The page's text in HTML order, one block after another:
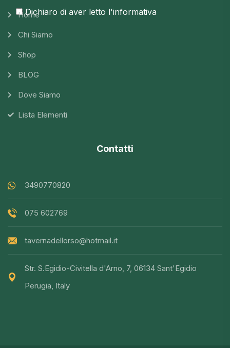
Dichiaro di aver letto l'informativa
Home
Chi Siamo
Shop
BLOG
Dove Siamo
Lista Elementi
Contatti
3490770820
075 602769
tavernadellorso@hotmail.it
Str. S.Egidio-Civitella d'Arno, 7, 06134 Sant'Egidio
Perugia, Italy